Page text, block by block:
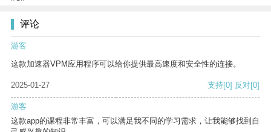
评论
游客
这款加速器VPM应用程序可以给你提供最高速度和安全性的连接。
2025-01-27 支持[0] 反对[0]
游客
这款app的课程非常丰富，可以满足我不同的学习需求，让我能够找到自